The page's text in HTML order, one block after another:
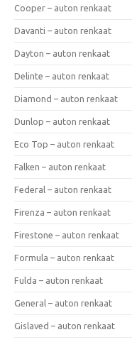
Cooper – auton renkaat
Davanti – auton renkaat
Dayton – auton renkaat
Delinte – auton renkaat
Diamond – auton renkaat
Dunlop – auton renkaat
Eco Top – auton renkaat
Falken – auton renkaat
Federal – auton renkaat
Firenza – auton renkaat
Firestone – auton renkaat
Formula – auton renkaat
Fulda – auton renkaat
General – auton renkaat
Gislaved – auton renkaat